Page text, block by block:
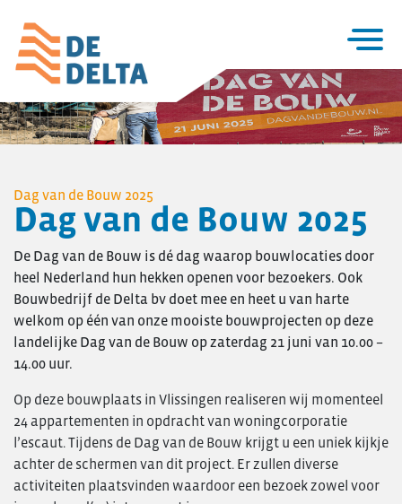
Home
Utiliteitsbouw
Woningbouw
Over De Delta
Zakelijke utiliteitsbouw
Particuliere woningbouw
Seriematige woningbouw
Verbouw & onderhoud
Project- ontwikkeling
Personeelsvereniging
Nieuws
Transformatie
Vacatures
Dag van de Bouw 2025
Dag van de Bouw 2025
De Dag van de Bouw is dé dag waarop bouwlocaties door
heel Nederland hun hekken openen voor bezoekers. Ook
Bouwbedrijf de Delta bv doet mee en heet u van harte
welkom op één van onze mooiste bouwprojecten op deze
landelijke Dag van de Bouw op zaterdag 21 juni van 10.00 –
14.00 uur.
Op deze bouwplaats in Vlissingen realiseren wij momenteel
24 appartementen in opdracht van woningcorporatie
l’escaut. Tijdens de Dag van de Bouw krijgt u een uniek kijkje
achter de schermen van dit project. Er zullen diverse
activiteiten plaatsvinden waardoor een bezoek zowel voor